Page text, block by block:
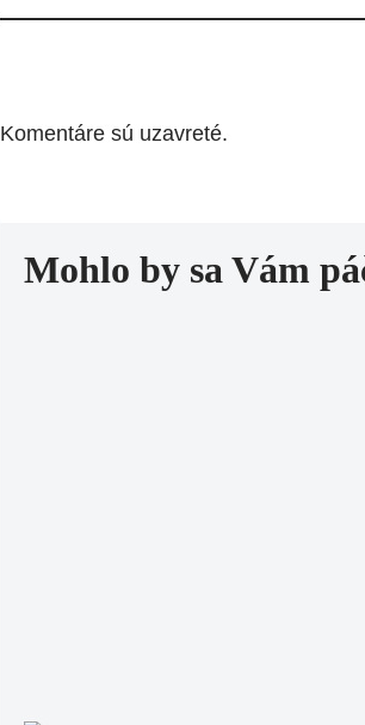
Komentáre sú uzavreté.
Mohlo by sa Vám